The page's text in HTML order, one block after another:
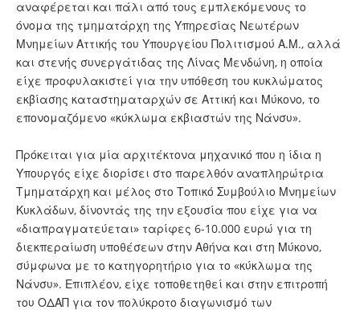
αναφέρεται και πάλι από τους εμπλεκόμενους το
όνομα της τμηματάρχη της Υπηρεσίας Νεωτέρων
Μνημείων Αττικής του Υπουργείου Πολιτισμού Α.Μ., αλλά
και στενής συνεργάτιδας της Λίνας Μενδώνη, η οποία
είχε προφυλακιστεί για την υπόθεση του κυκλώματος
εκβίασης καταστηματαρχών σε Αττική και Μύκονο, το
επονομαζόμενο «κύκλωμα εκβιαστών της Νάνσυ».
Πρόκειται για μία αρχιτέκτονα μηχανικό που η ίδια η
Υπουργός είχε διορίσει στο παρελθόν αναπληρώτρια
Τμηματάρχη και μέλος στο Τοπικό Συμβούλιο Μνημείων
Κυκλάδων, δίνοντάς της την εξουσία που είχε για να
«διαπραγματεύεται» ταρίφες 6-10.000 ευρώ για τη
διεκπεραίωση υποθέσεων στην Αθήνα και στη Μύκονο,
σύμφωνα με το κατηγορητήριο για το «κύκλωμα της
Νάνσυ». Επιπλέον, είχε τοποθετηθεί και στην επιτροπή
του ΟΔΑΠ για τον πολύκροτο διαγωνισμό των